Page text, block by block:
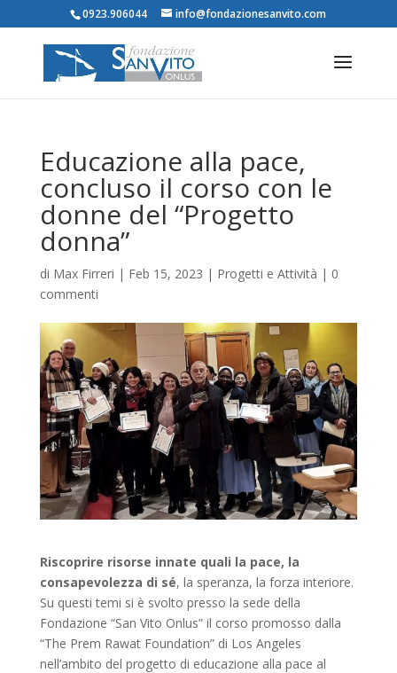
0923.906044 info@fondazionesanvito.com
Educazione alla pace,
concluso il corso con le
donne del “Progetto
donna”
di Max Firreri | Feb 15, 2023 | Progetti e Attività | 0
commenti
Riscoprire risorse innate quali la pace, la
consapevolezza di sé, la speranza, la forza interiore.
Su questi temi si è svolto presso la sede della
Fondazione “San Vito Onlus” il corso promosso dalla
“The Prem Rawat Foundation” di Los Angeles
nell’ambito del progetto di educazione alla pace al